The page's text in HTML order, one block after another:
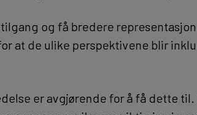
og få bredere
at de ulike perspektivene blir
er avgjørende for å få dette til.